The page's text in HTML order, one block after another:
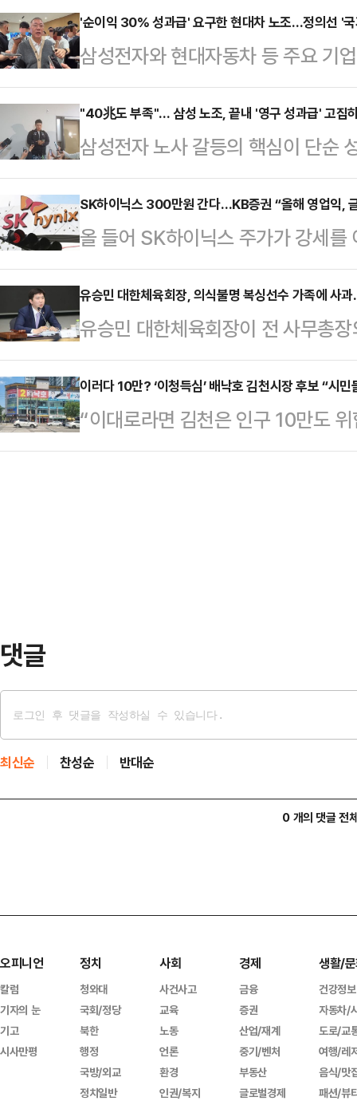
'순이익 30% 성과급' 요구한 현대차 노조…정의선 '
삼성전자와 현대자동차 등 주요 기
갈등이 확산하는 가운데 정의선 현
사와 주주, 국가 발전을 함께 고려
날 열리는 현대차그룹 양재사옥 로
홀'에 앞서 현대차그룹 양재사옥에
갈등과 관련한 대응 방향을 묻는 질
회사가 발전할 수 있고 주주들도 중
러 가지를 고려해서 판…
"40兆도 부족"… 삼성 노조, 끝내 '영구 성과급' 고집
삼성전자 노사 갈등의 핵심이 단순
조'로 옮겨가고 있다. 중앙노동위
실상 40조원에 달하는 특별보상 가
노조는 "제도화 없이는 의미 없다"
따르면 삼성전자 사측은 이날 노조
회사 측은 "중노위 사후조정 과정
대화를 요청했다. 앞서 중노위도
를 공식 요…
SK하이닉스 300만원 간다…KB증권 “올해 영업익,
올 들어 SK하이닉스 주가가 강세
또 다시 등장했다.김동원 KB증권
투자의견 보고서를 통해 “실적 전
를 가능성이 높다”고 밝혔다.그러
만원으로 상향 조정했다. 이달 12
원을 높인 것이다.김 본부장은 SK
원을 기록할 것으로 내다봤다. 이
영업이익률은 7…
유승민 대한체육회장, 의식불명 복싱선수 가족에 사
유승민 대한체육회장이 전 사무총
선수 가족을 뒤늦게 만나 사과했다
복싱대회 도중 쓰러진 조연호 군 가
의 발언 논란이 불거진 지 2주가 넘
지난해 9월 제주 서귀포 다목적체
이러다 10만? ‘이청득심’ 배낙호 김천시장 후보 “시
“이대로라면 김천은 인구 10만도
존의 문제다”, “일자리나 주거 환
댓글
최신순 찬성순 반대순
0 개의 댓글 전
오피니언
칼럼
기자의 눈
기고
시사만평
정치
청와대
국회/정당
북한
행정
국방/외교
정치일반
사회
사건사고
교육
노동
언론
환경
인권/복지
경제
금융
증권
산업/재계
중기/벤처
부동산
글로벌경제
생활/
건강정보
자동차/
도로/교
여행/레
음식/맛
패션/뷰